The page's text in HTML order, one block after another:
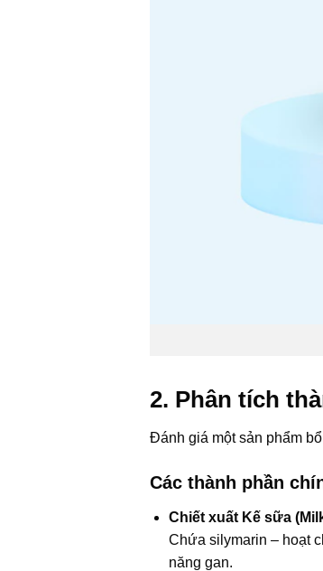
2. Phân tích
Đánh giá một sản phẩm
Các thành phần
Chiết xuất Kế sữa
Chứa silymarin – hoạt
năng gan.